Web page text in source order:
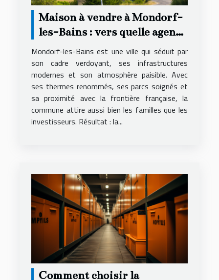
Maison à vendre à Mondorf-
les-Bains : vers quelle agence
se tourner ?
Mondorf-les-Bains est une ville qui séduit par
son cadre verdoyant, ses infrastructures
modernes et son atmosphère paisible. Avec
ses thermes renommés, ses parcs soignés et
sa proximité avec la frontière française, la
commune attire aussi bien les familles que les
investisseurs. Résultat : la...
Comment choisir la